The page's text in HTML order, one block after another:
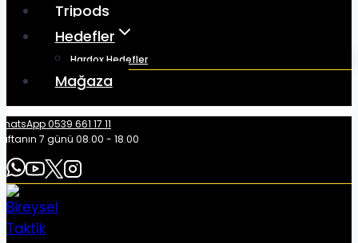
Tripods
Hedefler
Hardox Hedefler
Mağaza
0539 661 17 11
7 günü 08.00 - 18.00